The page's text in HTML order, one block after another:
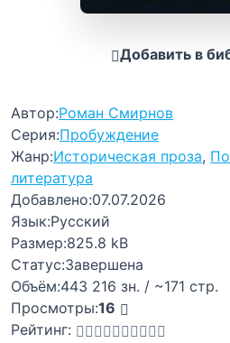
Добавить в
Автор:Роман Смирнов
Серия:Пробуждение
Жанр:Историческая проза,
литература
Добавлено:07.07.2026
Язык:Русский
Размер:825.8 kB
Статус:Завершена
Объём:443 216 зн. / ~171 стр.
Просмотры:16
Рейтинг: